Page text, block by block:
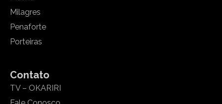
Milagres
Penaforte
Porteiras
Contato
TV – OKARIRI